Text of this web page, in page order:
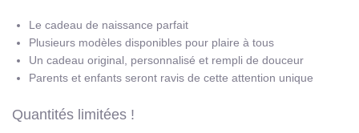
Le cadeau de naissance parfait
Plusieurs modèles disponibles pour plaire à tous
Un cadeau original, personnalisé et rempli de douceur
Parents et enfants seront ravis de cette attention unique
Quantités limitées !